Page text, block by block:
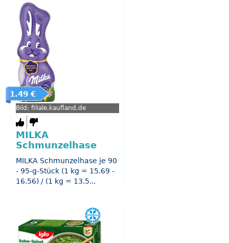
1.49 €
Bild: filiale.kaufland.de
MILKA
Schmunzelhase
MILKA Schmunzelhase je 90
- 95-g-Stück (1 kg = 15.69 -
16.56) / (1 kg = 13.5...